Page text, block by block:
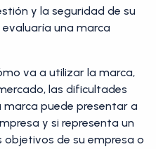
y la seguridad de su
una marca
va a utilizar la marca,
las dificultades
marca puede presentar a
y si representa un
de su empresa o